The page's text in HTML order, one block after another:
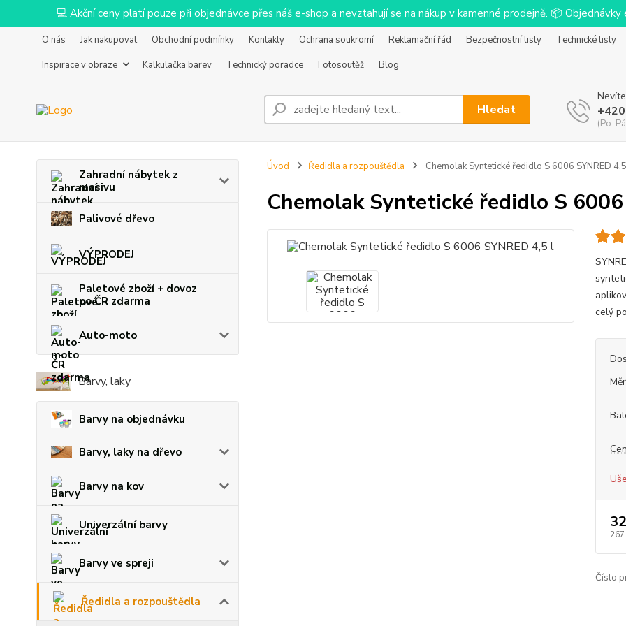
💻 Akční ceny platí pouze při objednávce přes náš e-shop a nevztahují se na nákup v kamenné prodejně. 📦
O nás Jak nakupovat Obchodní podmínky Kontakty Ochrana soukromí Reklamační řád Bezpečnostní listy
Technické listy
Inspirace v obraze
Kalkulačka barev Technický poradce Fotosoutěž Blog
Hledat
(Po-
Zahradní nábytek z
masivu
Palivové dřevo
VÝPRODEJ
Paletové zboží + dovoz
po ČR zdarma
Auto-moto
Barvy, laky
Barvy na objednávku
Barvy, laky na dřevo
Barvy na kov
Univerzální barvy
Barvy ve spreji
Ředidla a rozpouštědla
Úvod Ředidla a rozpouštědla Chemolak Syntetické ředidlo S 6006 SYNRED
Chemolak Syntetické ředidlo S
celý
267
Číslo